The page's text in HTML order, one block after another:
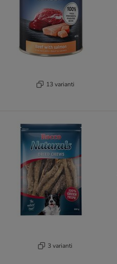
13 varianti
3 varianti